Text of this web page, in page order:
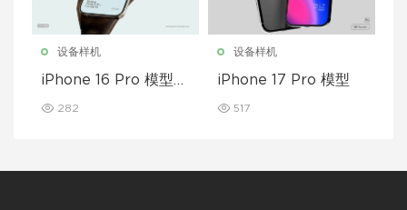
设备样机
iPhone 16 Pro 模型样
282
设备样机
iPhone 17 Pro 模型
517